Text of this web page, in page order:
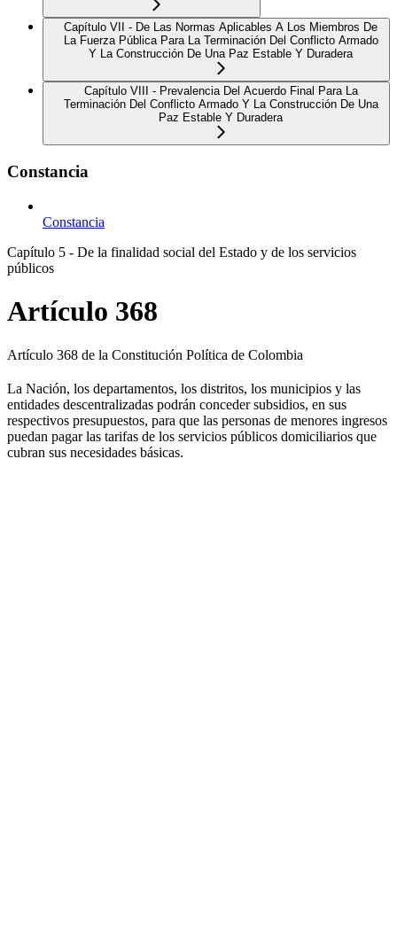
Capítulo VII - De Las Normas Aplicables A Los Miembros De
La Fuerza Pública Para La Terminación Del Conflicto Armado
Y La Construcción De Una Paz Estable Y Duradera
Capítulo VIII - Prevalencia Del Acuerdo Final Para La
Terminación Del Conflicto Armado Y La Construcción De Una
Paz Estable Y Duradera
Constancia
Constancia
Capítulo 5 - De la finalidad social del Estado y de los servicios
públicos
Artículo 368
Artículo 368 de la Constitución Política de Colombia
La Nación, los departamentos, los distritos, los municipios y las
entidades descentralizadas podrán conceder subsidios, en sus
respectivos presupuestos, para que las personas de menores ingresos
puedan pagar las tarifas de los servicios públicos domiciliarios que
cubran sus necesidades básicas.